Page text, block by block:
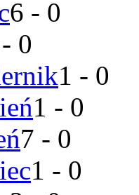
6 - 0
0
1 - 0
1 - 0
7 - 0
1 - 0